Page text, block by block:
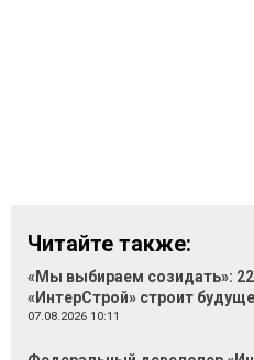
Читайте также:
«Мы выбираем созидать»: 22
«ИнтерСтрой» строит
07.08.2026 10:11